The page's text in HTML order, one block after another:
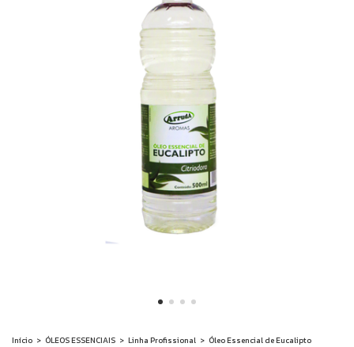
Início > ÓLEOS ESSENCIAIS > Linha Profissional > Óleo Essencial de Eucalipto